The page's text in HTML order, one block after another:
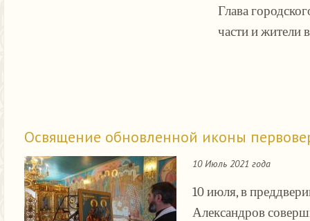
Глава
части и жители
Освящение обновленной иконы
10 Июль 2021 года
10 июля, в
Александров